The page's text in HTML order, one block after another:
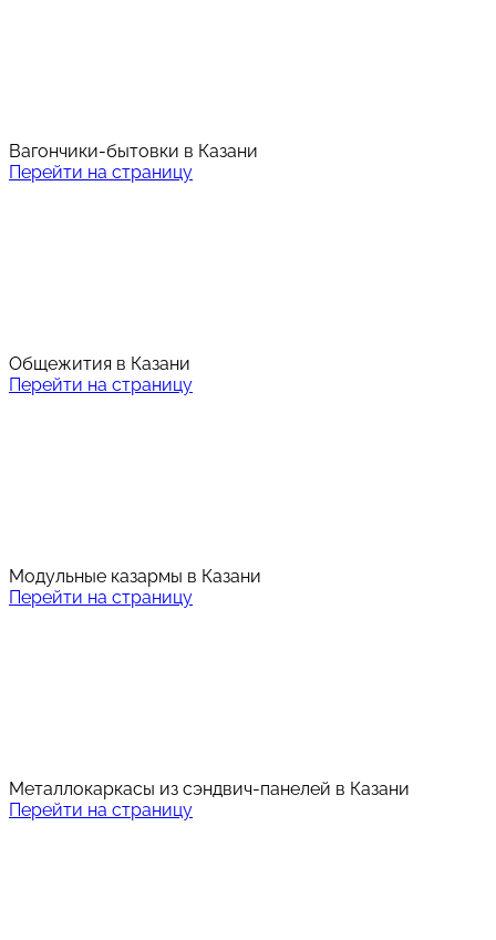
Вагончики-бытовки в Казани
Перейти на страницу
Общежития в Казани
Перейти на страницу
Модульные казармы в Казани
Перейти на страницу
Металлокаркасы из сэндвич-панелей в Казани
Перейти на страницу